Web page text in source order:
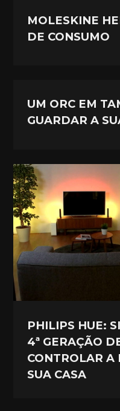
MOLESKINE
DE CONSUMO
UM ORC EM
GUARDAR A
PHILIPS HUE:
4ª GERAÇÃO
CONTROLAR
SUA CASA